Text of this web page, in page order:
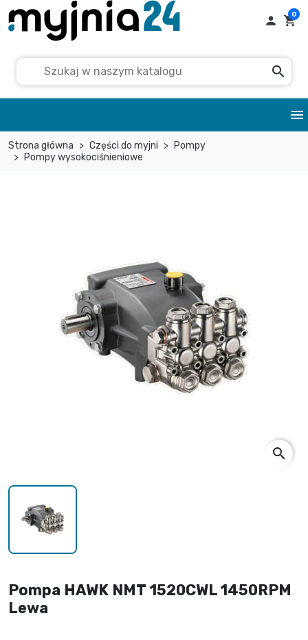
search
 shopping_cart
0
menu
Strona główna Części do myjni
Pompy
Pompy wysokociśnieniowe
search
Pompa HAWK NMT 1520CWL 1450RPM
Lewa